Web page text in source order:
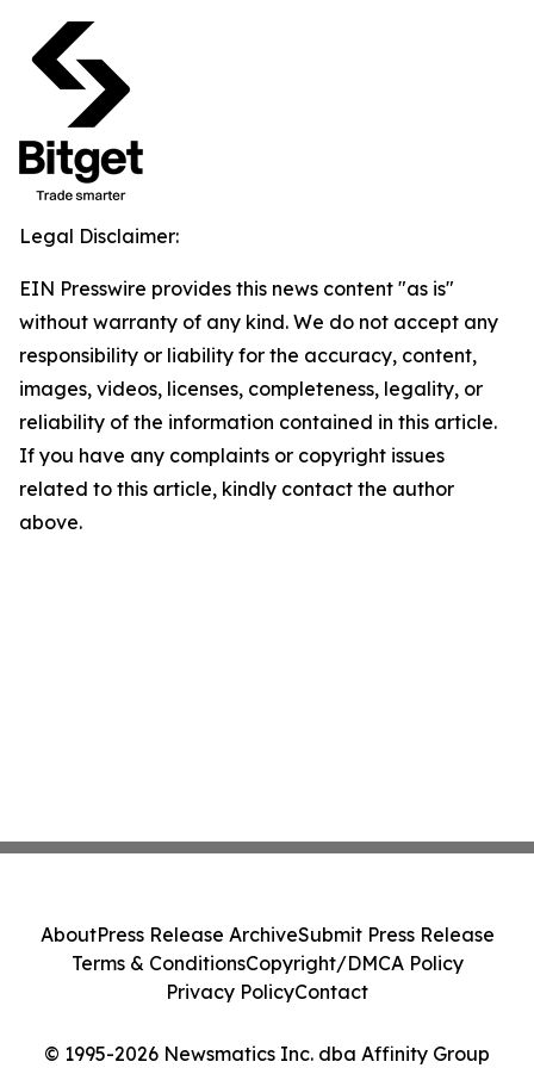
Legal Disclaimer:
EIN Presswire provides this news content "as is"
without warranty of any kind. We do not accept any
responsibility or liability for the accuracy, content,
images, videos, licenses, completeness, legality, or
reliability of the information contained in this article.
If you have any complaints or copyright issues
related to this article, kindly contact the author
above.
© 1995-2026 Newsmatics Inc. dba Affinity Group
AboutPress Release ArchiveSubmit Press Release
Terms & ConditionsCopyright/DMCA Policy
Privacy PolicyContact